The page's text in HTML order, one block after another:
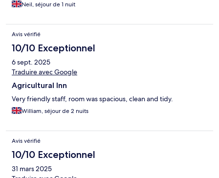
Neil, séjour de 1 nuit
Avis vérifié
10/10 Exceptionnel
6 sept. 2025
Traduire avec Google
Agricultural Inn
Very friendly staff, room was spacious, clean and tidy.
William, séjour de 2 nuits
Avis vérifié
10/10 Exceptionnel
31 mars 2025